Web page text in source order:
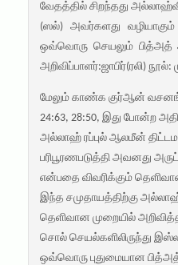
வேதத்தில் சிறந்தது
(ஸல்) அவர்களது வழியாகும்
ஒவ்வொரு செயலும் பித்அத்
அறிவிப்பாளர்:ஜாபிர்(ரலி) நூல்:
மேலும் காண்க குர்ஆன்
24:63, 28:50, இது போன்ற
அல்லாஹ் ரப்புல் ஆலமீன்
பரிபூரணபடுத்தி அவனது
என்பதை விவரிக்கும்
இந்த சமுதாயத்திற்கு
தெளிவான முறையில்
சொல் செயல்களிலிருந்து
ஒவ்வொரு புதுமையான